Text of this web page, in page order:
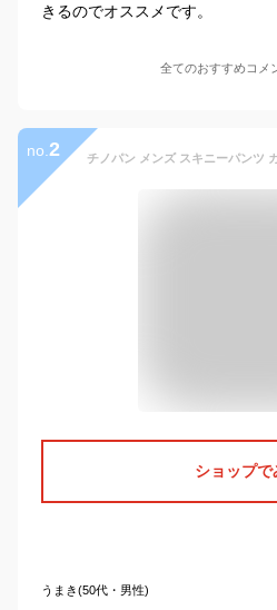
きるのでオススメです。
全てのおすすめコメ
no. 2
ショップで
うまき(50代・男性)